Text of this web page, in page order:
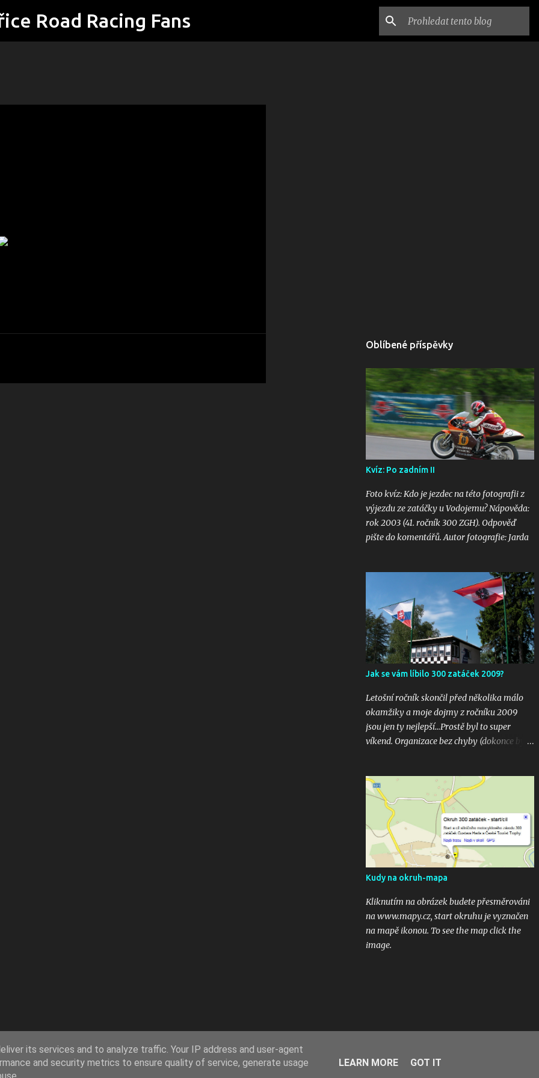
Přeskočit na hlavní obsah
Road Racing Fans
Oblíbené příspěvky
Kvíz: Po zadním II
Foto kvíz: Kdo je jezdec na této fotografii z
výjezdu ze zatáčky u Vodojemu? Nápověda:
rok 2003 (41. ročník 300 ZGH). Odpověď
pište do komentářů. Autor fotografie: Jarda
Jak se vám líbilo 300 zatáček 2009?
Letošní ročník skončil před několika málo
okamžiky a moje dojmy z ročníku 2009
jsou jen ty nejlepší...Prostě byl to super
víkend. Organizace bez chyby (dokonce bylo
žádná velká nehoda pokud vím a hlavně
překrásné souboje hned v několika
kubaturách. Máte fotky, videa ? Pošlete mi
odkaz na email 300zatacek@gmail.com a
podělte se s ostatními, budou uveřejněny na
těchto stránkých. Dík. A jak se líbily Zatáčky
vám? Pište do komentářů...
Kudy na okruh-mapa
Kliknutím na obrázek budete přesměrováni
na www.mapy.cz, start okruhu je vyznačen
na mapě ikonou. To see the map click the
image.
its services and to analyze traffic. Your IP address and user-agent
and security metrics to ensure quality of service, generate usage
LEARN MORE GOT IT